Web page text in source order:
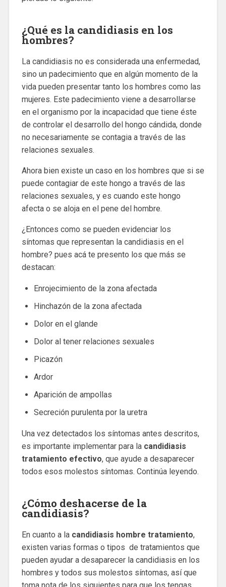
¿Qué es la candidiasis en los
hombres?
La candidiasis no es considerada una enfermedad,
sino un padecimiento que en algún momento de la
vida pueden presentar tanto los hombres como las
mujeres. Este padecimiento viene a desarrollarse
en el organismo por la incapacidad que tiene éste
de controlar el desarrollo del hongo cándida, donde
no necesariamente se contagia a través de las
relaciones sexuales.
Ahora bien existe un caso en los hombres que si se
puede contagiar de este hongo a través de las
relaciones sexuales, y es cuando este hongo
afecta o se aloja en el pene del hombre.
¿Entonces como se pueden evidenciar los
síntomas que representan la candidiasis en el
hombre? pues acá te presento los que más se
destacan:
Enrojecimiento de la zona afectada
Hinchazón de la zona afectada
Dolor en el glande
Dolor al tener relaciones sexuales
Picazón
Ardor
Aparición de ampollas
Secreción purulenta por la uretra
Una vez detectados los síntomas antes descritos,
es importante implementar para la candidiasis
tratamiento efectivo, que ayude a desaparecer
todos esos molestos síntomas. Continúa leyendo.
¿Cómo deshacerse de la
candidiasis?
En cuanto a la candidiasis hombre tratamiento,
existen varias formas o tipos de tratamientos que
pueden ayudar a desaparecer la candidiasis en los
hombres y todos sus molestos síntomas, así que